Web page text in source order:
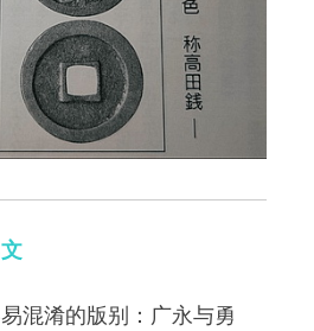
混淆的版别：广永与勇